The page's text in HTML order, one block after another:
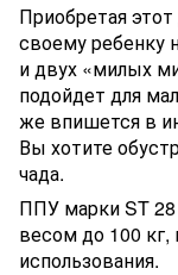
Приобретая
своему ребенку
и двух «милых
подойдет для
же впишется в
Вы хотите
чада.
ППУ марки ST
весом до 100 кг,
использования.